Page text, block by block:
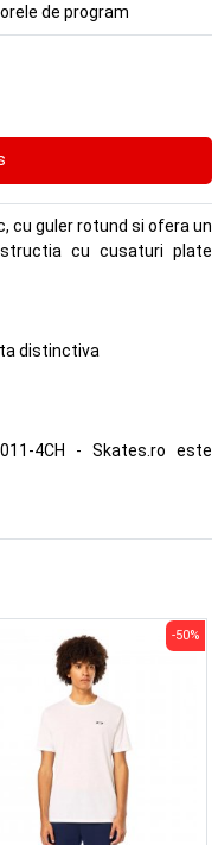
de program
cu guler rotund si ofera un
cu cusaturi plate
distinctiva
4CH - Skates.ro este
-50%